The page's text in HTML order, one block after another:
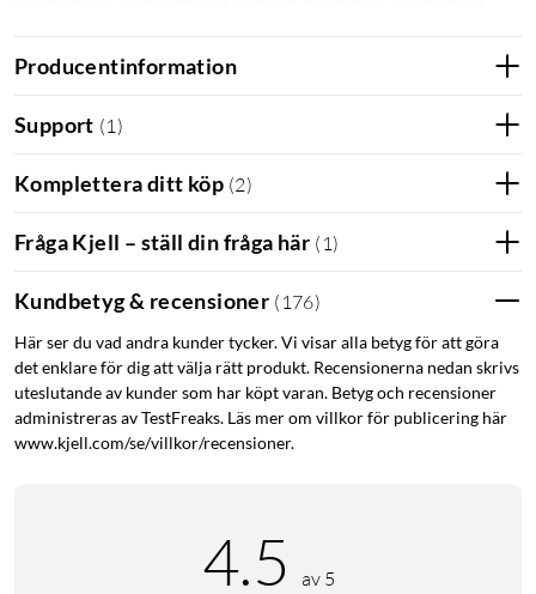
Producentinformation
Support (1 )
Komplettera ditt köp (2)
Fråga Kjell – ställ din fråga här ( 1 )
Kundbetyg & recensioner ( 176)
Här ser du vad andra kunder tycker. Vi visar alla betyg för att göra
det enklare för dig att välja rätt produkt. Recensionerna nedan skrivs
uteslutande av kunder som har köpt varan. Betyg och recensioner
administreras av TestFreaks. Läs mer om villkor för publicering här
www.kjell.com/se/villkor/recensioner.
4.5 av 5